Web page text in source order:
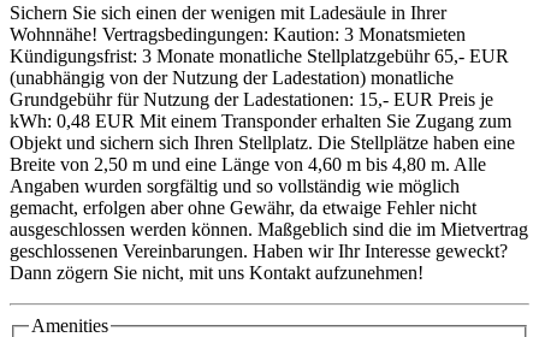
Sichern Sie sich einen der wenigen mit Ladesäule in Ihrer
Wohnnähe! Vertragsbedingungen: Kaution: 3 Monatsmieten
Kündigungsfrist: 3 Monate monatliche Stellplatzgebühr 65,- EUR
(unabhängig von der Nutzung der Ladestation) monatliche
Grundgebühr für Nutzung der Ladestationen: 15,- EUR Preis je
kWh: 0,48 EUR Mit einem Transponder erhalten Sie Zugang zum
Objekt und sichern sich Ihren Stellplatz. Die Stellplätze haben eine
Breite von 2,50 m und eine Länge von 4,60 m bis 4,80 m. Alle
Angaben wurden sorgfältig und so vollständig wie möglich
gemacht, erfolgen aber ohne Gewähr, da etwaige Fehler nicht
ausgeschlossen werden können. Maßgeblich sind die im Mietvertrag
geschlossenen Vereinbarungen. Haben wir Ihr Interesse geweckt?
Dann zögern Sie nicht, mit uns Kontakt aufzunehmen!
Amenities